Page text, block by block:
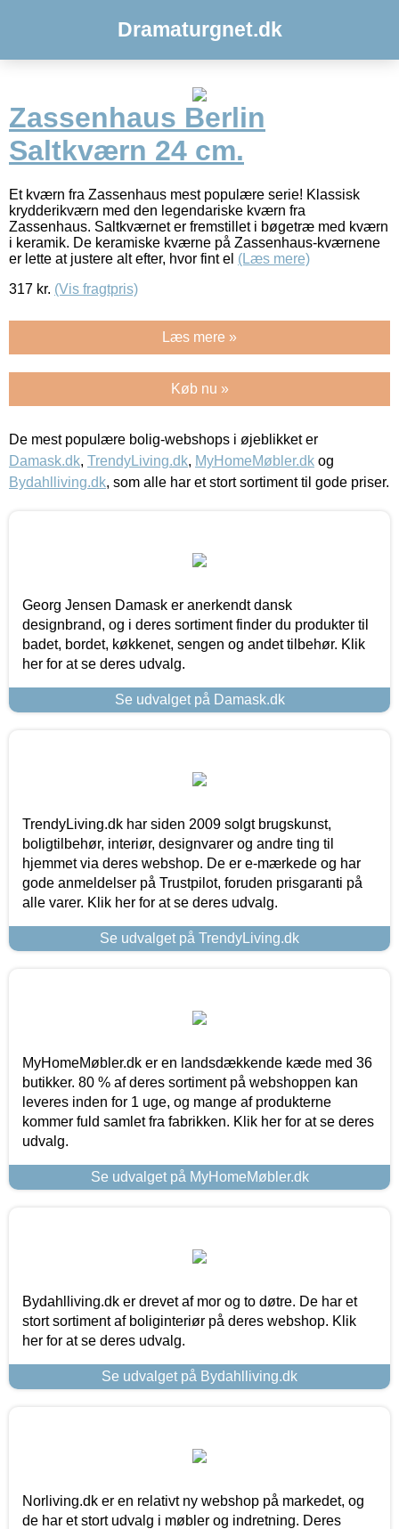
Dramaturgnet.dk
Zassenhaus Berlin
Saltkværn 24 cm.
Et kværn fra Zassenhaus mest populære serie! Klassisk
krydderikværn med den legendariske kværn fra
Zassenhaus. Saltkværnet er fremstillet i bøgetræ med kværn
i keramik. De keramiske kværne på Zassenhaus-kværnene
er lette at justere alt efter, hvor fint el (Læs mere)
317 kr. (Vis fragtpris)
Læs mere »
Køb nu »
De mest populære bolig-webshops i øjeblikket er
Damask.dk, TrendyLiving.dk, MyHomeMøbler.dk og
Bydahlliving.dk, som alle har et stort sortiment til gode priser.
Georg Jensen Damask er anerkendt dansk
designbrand, og i deres sortiment finder du produkter til
badet, bordet, køkkenet, sengen og andet tilbehør. Klik
her for at se deres udvalg.
Se udvalget på Damask.dk
TrendyLiving.dk har siden 2009 solgt brugskunst,
boligtilbehør, interiør, designvarer og andre ting til
hjemmet via deres webshop. De er e-mærkede og har
gode anmeldelser på Trustpilot, foruden prisgaranti på
alle varer. Klik her for at se deres udvalg.
Se udvalget på TrendyLiving.dk
MyHomeMøbler.dk er en landsdækkende kæde med 36
butikker. 80 % af deres sortiment på webshoppen kan
leveres inden for 1 uge, og mange af produkterne
kommer fuld samlet fra fabrikken. Klik her for at se deres
udvalg.
Se udvalget på MyHomeMøbler.dk
Bydahlliving.dk er drevet af mor og to døtre. De har et
stort sortiment af boliginteriør på deres webshop. Klik
her for at se deres udvalg.
Se udvalget på Bydahlliving.dk
Norliving.dk er en relativt ny webshop på markedet, og
de har et stort udvalg i møbler og indretning. Deres